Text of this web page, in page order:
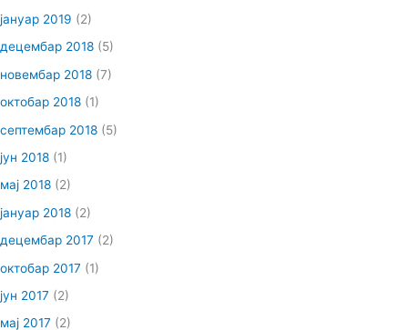
јануар 2019 (2)
децембар 2018 (5)
новембар 2018 (7)
октобар 2018 (1)
септембар 2018 (5)
јун 2018 (1)
мај 2018 (2)
јануар 2018 (2)
децембар 2017 (2)
октобар 2017 (1)
јун 2017 (2)
мај 2017 (2)